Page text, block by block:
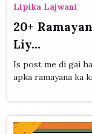
Lipika Lajwani
20+
Liy...
Is post me di gai
apka ramayana ka